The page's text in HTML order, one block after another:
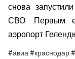
снова
СВО. Первым
аэропорт
#авиа #краснодар